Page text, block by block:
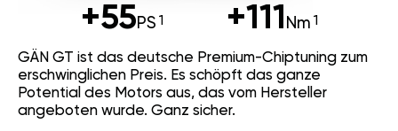
+55PS +111 Nm
GÄN GT ist das deutsche Premium-Chiptuning zum
erschwinglichen Preis. Es schöpft das ganze
Potential des Motors aus, das vom Hersteller
angeboten wurde. Ganz sicher.